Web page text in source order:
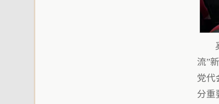
流”
党代
分重